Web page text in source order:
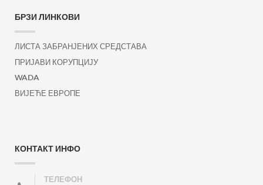
БРЗИ ЛИНКОВИ
ЛИСТА ЗАБРАНЈЕНИХ СРЕДСТАВА
ПРИЈАВИ КОРУПЦИЈУ
WADA
ВИЈЕЋЕ ЕВРОПЕ
КОНТАКТ ИНФО
ТЕЛЕФОН